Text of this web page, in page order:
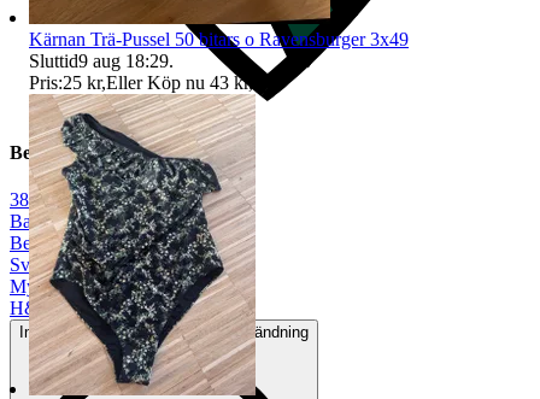
Beskrivning
38|
Ballerina|
Beige|
Svart|
Mycket gott skick|
H&M
Inga eller minimala tecken på användning
Kärnan Trä-Pussel 50 bitars o Ravensburger 3x49
Sluttid9 aug 18:29.
Pris:25 kr,Eller Köp nu 43 kr,